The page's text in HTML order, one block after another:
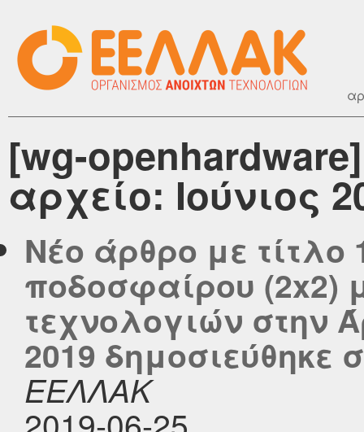
[wg-
αρχείο: Ιούνιος
Νέο άρθρο με τίτλο
ποδοσφαίρου (2x2)
τεχνολογιών στην
2019 δημοσιεύθηκε
ΕΕΛΛΑΚ